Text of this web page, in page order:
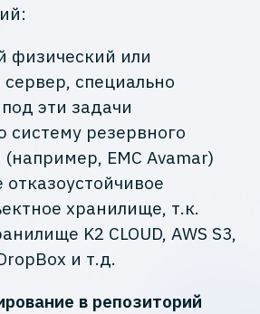
физический или
специально
эти задачи
систему резервного
EMC Avamar)
отказоустойчивое
хранилище, т.к.
K2 CLOUD, AWS S3,
и т.д.
в репозиторий